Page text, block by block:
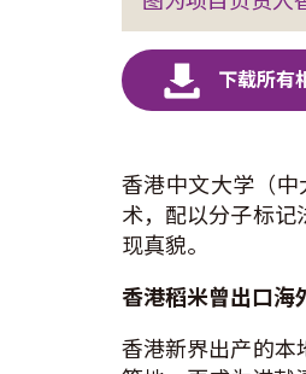
香港中文大学（
术，配以分子标记
现真貌。
香港稻米曾出口海
香港新界出产的本